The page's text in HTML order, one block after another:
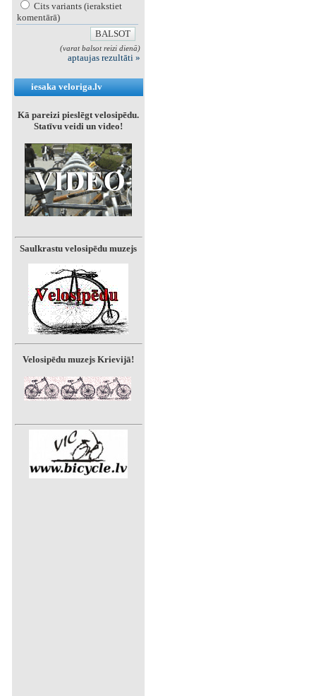
Cits variants (ierakstiet
komentārā)
(varat balsot reizi dienā)
aptaujas rezultāti »
iesaka veloriga.lv
Kā pareizi pieslēgt velosipēdu.
Statīvu veidi un video!
Saulkrastu velosipēdu muzejs
Velosipēdu muzejs Krievijā!